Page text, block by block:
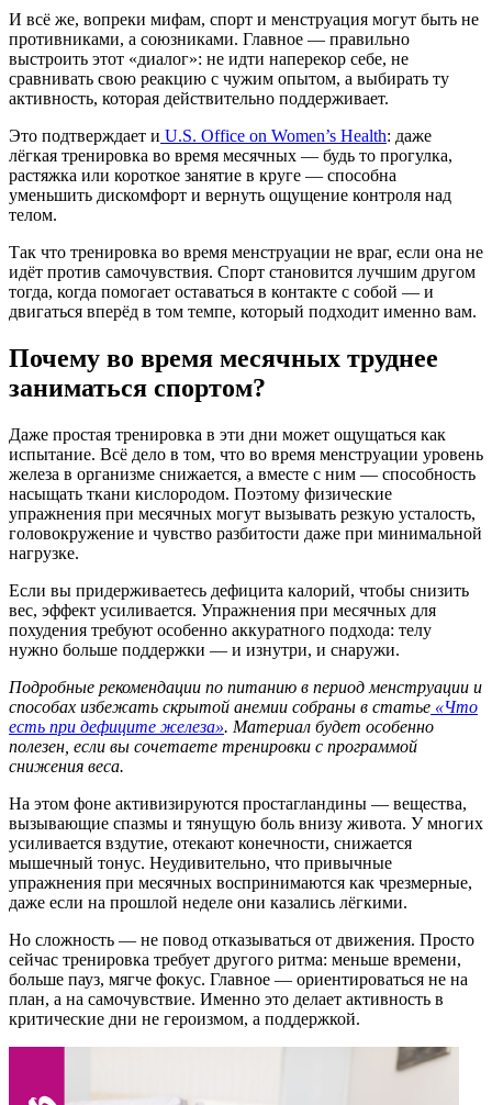
И всё же, вопреки мифам, спорт и менструация могут быть не
противниками, а союзниками. Главное — правильно
выстроить этот «диалог»: не идти наперекор себе, не
сравнивать свою реакцию с чужим опытом, а выбирать ту
активность, которая действительно поддерживает.
Это подтверждает и U.S. Office on Women’s Health: даже
лёгкая тренировка во время месячных — будь то прогулка,
растяжка или короткое занятие в круге — способна
уменьшить дискомфорт и вернуть ощущение контроля над
телом.
Так что тренировка во время менструации не враг, если она не
идёт против самочувствия. Спорт становится лучшим другом
тогда, когда помогает оставаться в контакте с собой — и
двигаться вперёд в том темпе, который подходит именно вам.
Почему во время месячных труднее
заниматься спортом?
Даже простая тренировка в эти дни может ощущаться как
испытание. Всё дело в том, что во время менструации уровень
железа в организме снижается, а вместе с ним — способность
насыщать ткани кислородом. Поэтому физические
упражнения при месячных могут вызывать резкую усталость,
головокружение и чувство разбитости даже при минимальной
нагрузке.
Если вы придерживаетесь дефицита калорий, чтобы снизить
вес, эффект усиливается. Упражнения при месячных для
похудения требуют особенно аккуратного подхода: телу
нужно больше поддержки — и изнутри, и снаружи.
Подробные рекомендации по питанию в период менструации и
способах избежать скрытой анемии собраны в статье «Что
есть при дефиците железа». Материал будет особенно
полезен, если вы сочетаете тренировки с программой
снижения веса.
На этом фоне активизируются простагландины — вещества,
вызывающие спазмы и тянущую боль внизу живота. У многих
усиливается вздутие, отекают конечности, снижается
мышечный тонус. Неудивительно, что привычные
упражнения при месячных воспринимаются как чрезмерные,
даже если на прошлой неделе они казались лёгкими.
Но сложность — не повод отказываться от движения. Просто
сейчас тренировка требует другого ритма: меньше времени,
больше пауз, мягче фокус. Главное — ориентироваться не на
план, а на самочувствие. Именно это делает активность в
критические дни не героизмом, а поддержкой.